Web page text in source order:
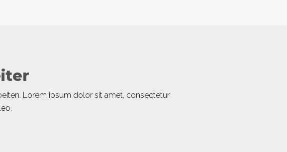
Lorem ipsum dolor sit amet, consectetur